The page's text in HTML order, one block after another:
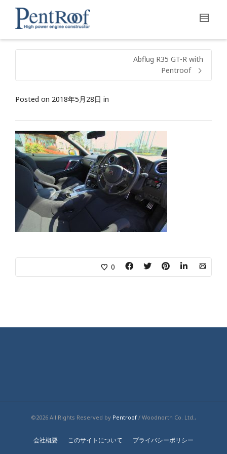
Abflug R35 GT-R with
Pentroof
Posted on 2018年5月28日 in
0
©2026 All Rights Reserved by Pentroof / Woodnorth Co. Ltd.,
会社概要 このサイトについて プライバシーポリシー